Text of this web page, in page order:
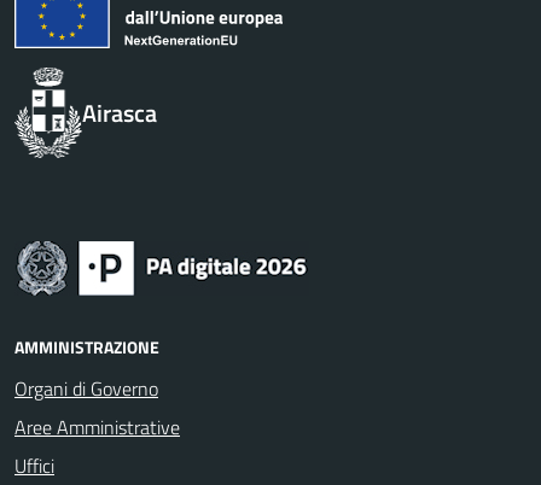
Airasca
AMMINISTRAZIONE
Organi di Governo
Aree Amministrative
Uffici